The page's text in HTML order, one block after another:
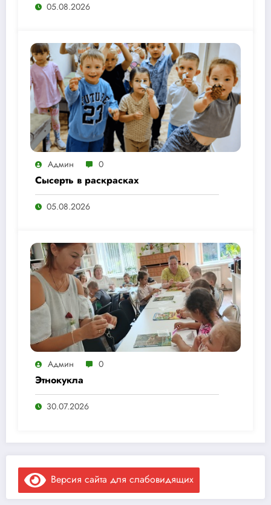
05.08.2026
Админ 0
Сысерть в раскрасках
05.08.2026
Админ 0
Этнокукла
30.07.2026
Версия сайта для слабовидящих